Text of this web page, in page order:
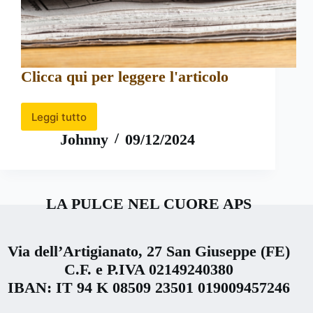
Clicca qui per leggere l'articolo
Leggi tutto
Il
nostro
Crowdfunding
Johnny 09/12/2024
LA PULCE NEL CUORE APS
Via dell’Artigianato, 27 San Giuseppe (FE)
C.F. e P.IVA 02149240380
IBAN: IT 94 K 08509 23501 019009457246